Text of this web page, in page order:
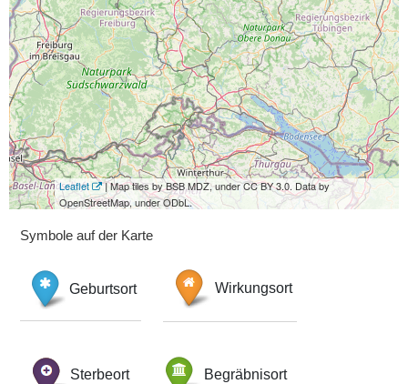
Leaflet
| Map tiles by BSB MDZ, under CC BY 3.0. Data by
OpenStreetMap, under ODbL.
Symbole auf der Karte
Geburtsort Wirkungsort
Sterbeort Begräbnisort